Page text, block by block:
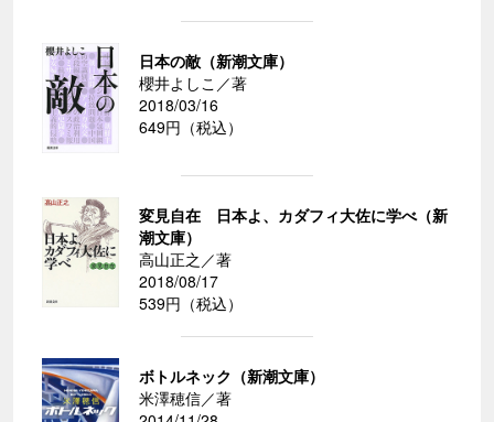
日本の敵（新潮文庫）
櫻井よしこ／著
2018/03/16
649円（税込）
変見自在 日本よ、カダフィ大佐に学べ（新
潮文庫）
高山正之／著
2018/08/17
539円（税込）
ボトルネック（新潮文庫）
米澤穂信／著